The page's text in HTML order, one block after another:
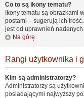
Co to są ikony tematu?
Ikony tematu są obrazkami
postami – sugerują ich
jest od uprawnień
Na górę
Rangi użytkownika i
Kim są administratorzy?
Administratorzy są
posiadającymi najwyższy